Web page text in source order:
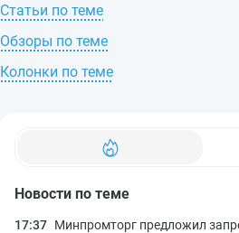
Новости по теме
17:37 Минпромторг предложил
Статьи по теме
Обзоры по теме
Колонки по теме